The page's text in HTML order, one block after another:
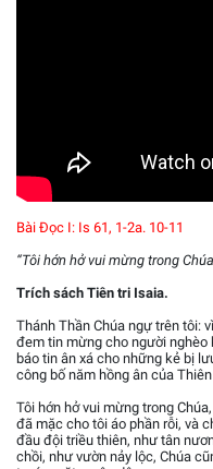
Bài Ðọc I: Is 61, 1-2a. 10-11
“Tôi hớn hở vui mừng trong
Trích sách Tiên tri Isaia.
Thánh Thần Chúa ngự trên tôi:
đem tin mừng cho người nghèo
báo tin ân xá cho những kẻ bị
công bố năm hồng ân của Thiên
Tôi hớn hở vui mừng trong
đã mặc cho tôi áo phần rỗi, và
đầu đội triều thiên, như tân
chồi, như vườn nảy lộc, Chúa